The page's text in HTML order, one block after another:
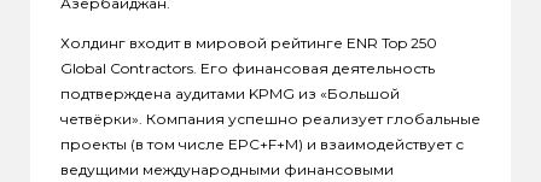
Холдинг входит в мировой рейтинге ENR Top 250
Global Contractors. Его финансовая деятельность
подтверждена аудитами KPMG из «Большой
четвёрки». Компания успешно реализует глобальные
проекты (в том числе EPC+F+M) и взаимодействует с
ведущими международными финансовыми